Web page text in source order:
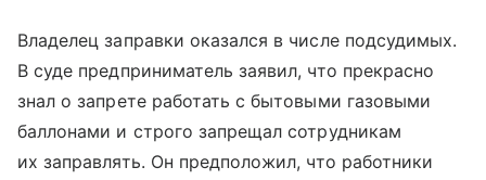
Владелец заправки оказался в числе подсудимых.
В суде предприниматель заявил, что прекрасно
знал о запрете работать с бытовыми газовыми
баллонами и строго запрещал сотрудникам
их заправлять. Он предположил, что работники